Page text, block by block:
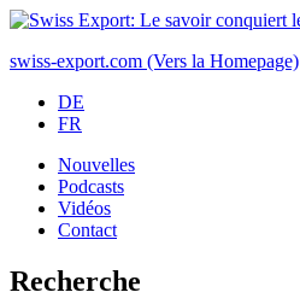
swiss-export.com (Vers la Homepage)
DE
FR
Nouvelles
Podcasts
Vidéos
Contact
Recherche